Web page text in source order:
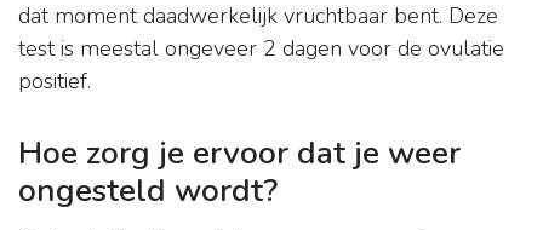
dat moment daadwerkelijk vruchtbaar bent. Deze
test is meestal ongeveer 2 dagen voor de ovulatie
positief.
Hoe zorg je ervoor dat je weer
ongesteld wordt?